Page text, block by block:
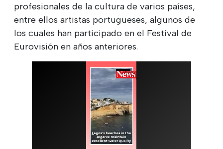
profesionales de la cultura de varios países,
entre ellos artistas portugueses, algunos de
los cuales han participado en el Festival de
Eurovisión en años anteriores.